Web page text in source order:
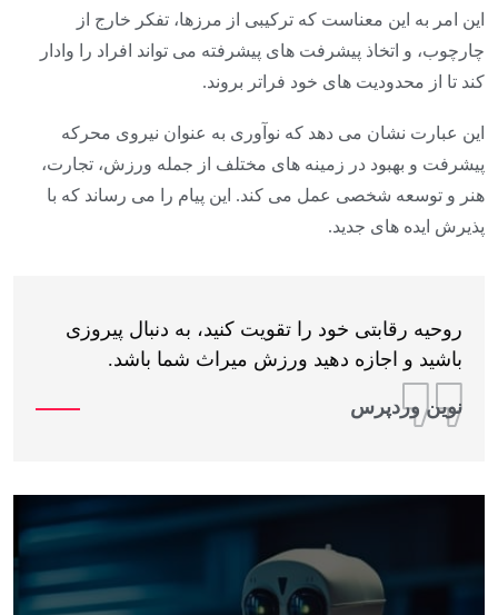
این امر به این معناست که ترکیبی از مرزها، تفکر خارج از
چارچوب، و اتخاذ پیشرفت های پیشرفته می تواند افراد را وادار
کند تا از محدودیت های خود فراتر بروند.
این عبارت نشان می دهد که نوآوری به عنوان نیروی محرکه
پیشرفت و بهبود در زمینه های مختلف از جمله ورزش، تجارت،
هنر و توسعه شخصی عمل می کند. این پیام را می رساند که با
پذیرش ایده های جدید.
روحیه رقابتی خود را تقویت کنید، به دنبال پیروزی
باشید و اجازه دهید ورزش میراث شما باشد.
نوین وردپرس